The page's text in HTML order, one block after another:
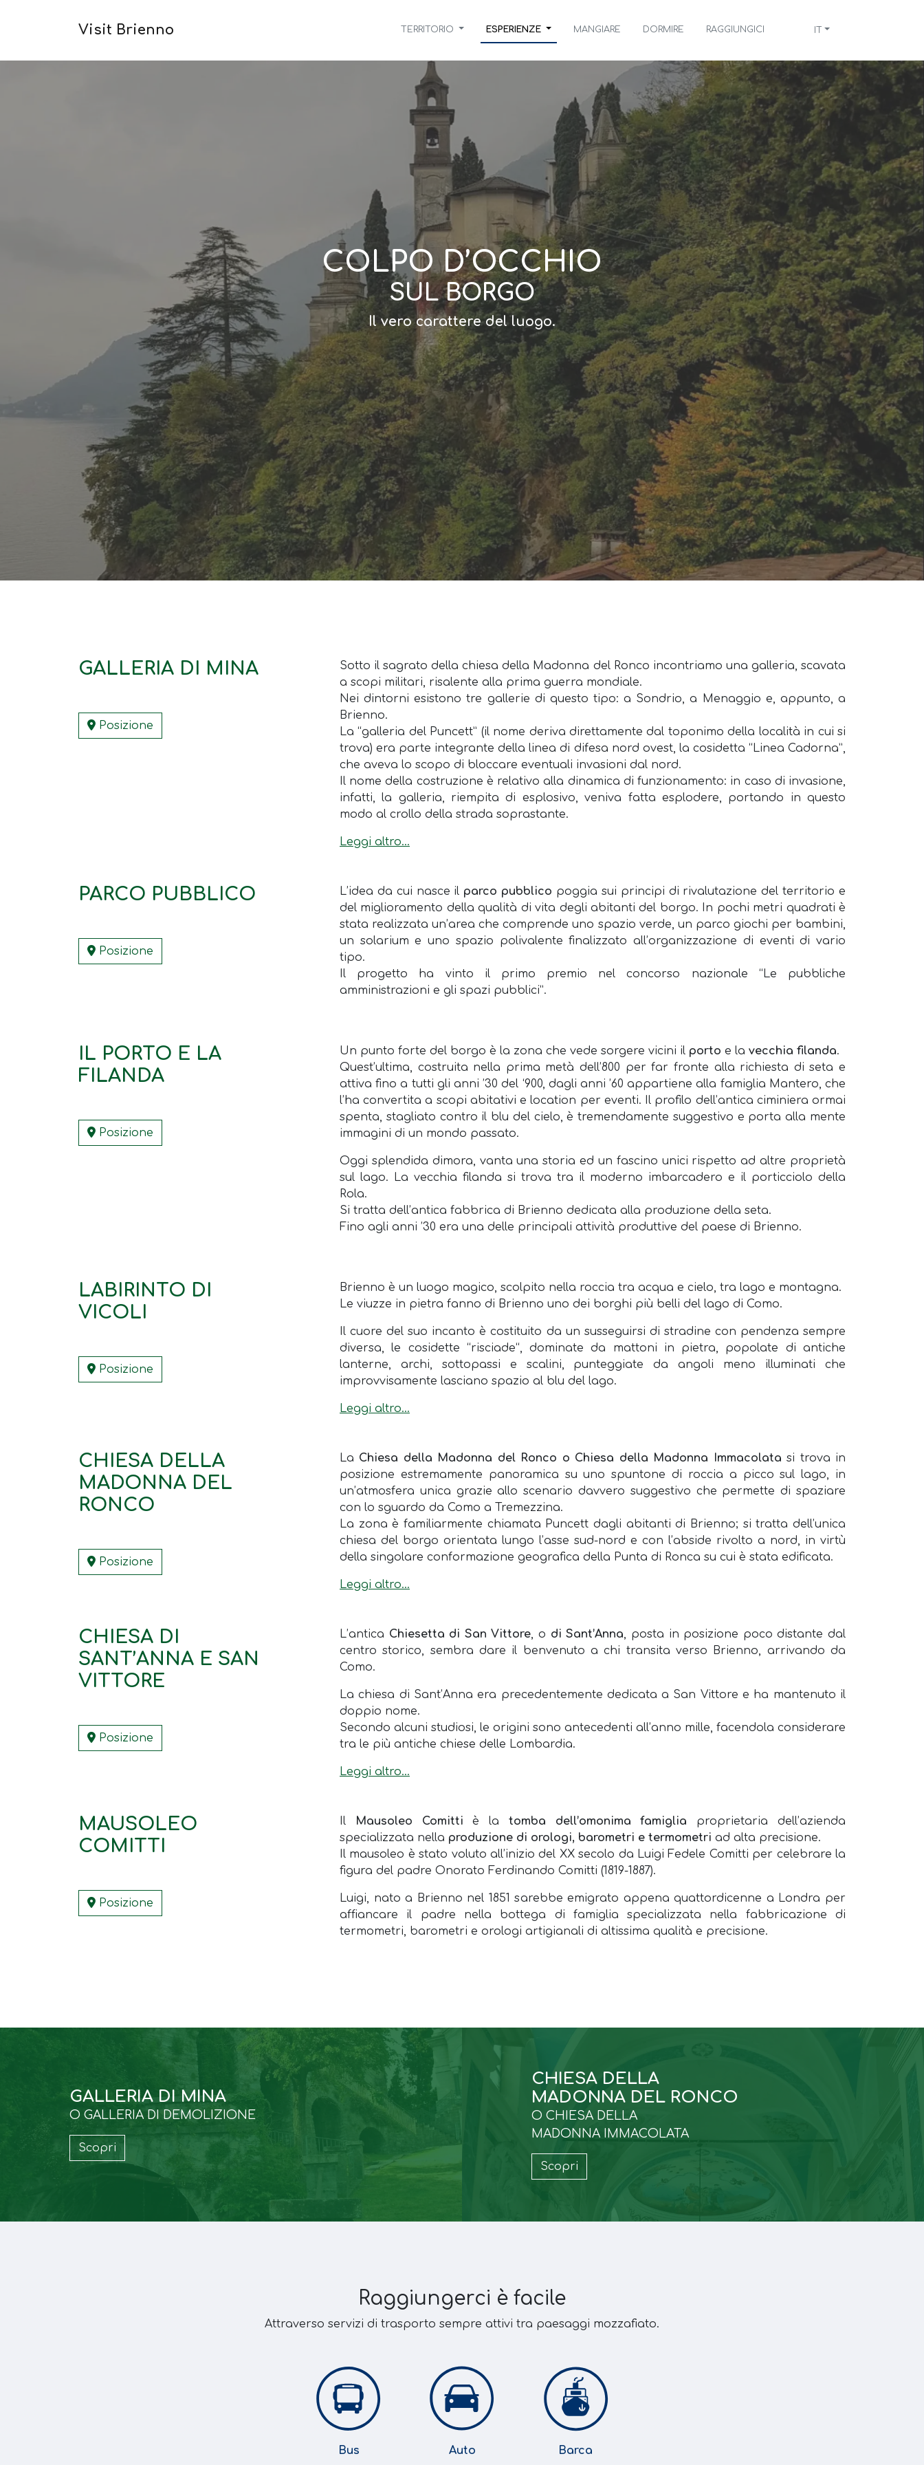
Visit Brienno IT
TERRITORIO ESPERIENZE MANGIARE DORMIRE RAGGIUNGICI
COLPO D’OCCHIO
SUL BORGO
Il vero carattere del luogo.
GALLERIA DI MINA
Posizione
Sotto il sagrato della chiesa della Madonna del Ronco incontriamo una galleria, scavata
a scopi militari, risalente alla prima guerra mondiale.
Nei dintorni esistono tre gallerie di questo tipo: a Sondrio, a Menaggio e, appunto, a
Brienno.
La “galleria del Puncett” (il nome deriva direttamente dal toponimo della località in cui si
trova) era parte integrante della linea di difesa nord ovest, la cosidetta “Linea Cadorna”,
che aveva lo scopo di bloccare eventuali invasioni dal nord.
Il nome della costruzione è relativo alla dinamica di funzionamento: in caso di invasione,
infatti, la galleria, riempita di esplosivo, veniva fatta esplodere, portando in questo
modo al crollo della strada soprastante.
Leggi altro...
PARCO PUBBLICO
Posizione
L’idea da cui nasce il parco pubblico poggia sui principi di rivalutazione del territorio e
del miglioramento della qualità di vita degli abitanti del borgo. In pochi metri quadrati è
stata realizzata un’area che comprende uno spazio verde, un parco giochi per bambini,
un solarium e uno spazio polivalente finalizzato all’organizzazione di eventi di vario
tipo.
Il progetto ha vinto il primo premio nel concorso nazionale “Le pubbliche
amministrazioni e gli spazi pubblici”.
IL PORTO E LA
FILANDA
Posizione
Un punto forte del borgo è la zona che vede sorgere vicini il porto e la vecchia filanda.
Quest’ultima, costruita nella prima metà dell’800 per far fronte alla richiesta di seta e
attiva fino a tutti gli anni ’30 del ‘900, dagli anni ’60 appartiene alla famiglia Mantero, che
l’ha convertita a scopi abitativi e location per eventi. Il profilo dell’antica ciminiera ormai
spenta, stagliato contro il blu del cielo, è tremendamente suggestivo e porta alla mente
immagini di un mondo passato.
Oggi splendida dimora, vanta una storia ed un fascino unici rispetto ad altre proprietà
sul lago. La vecchia filanda si trova tra il moderno imbarcadero e il porticciolo della
Rola.
Si tratta dell’antica fabbrica di Brienno dedicata alla produzione della seta.
Fino agli anni ’30 era una delle principali attività produttive del paese di Brienno.
LABIRINTO DI
VICOLI
Posizione
Brienno è un luogo magico, scolpito nella roccia tra acqua e cielo, tra lago e montagna.
Le viuzze in pietra fanno di Brienno uno dei borghi più belli del lago di Como.
Il cuore del suo incanto è costituito da un susseguirsi di stradine con pendenza sempre
diversa, le cosidette “risciade“, dominate da mattoni in pietra, popolate di antiche
lanterne, archi, sottopassi e scalini, punteggiate da angoli meno illuminati che
improvvisamente lasciano spazio al blu del lago.
Leggi altro...
CHIESA DELLA
MADONNA DEL
RONCO
Posizione
La Chiesa della Madonna del Ronco o Chiesa della Madonna Immacolata si trova in
posizione estremamente panoramica su uno spuntone di roccia a picco sul lago, in
un’atmosfera unica grazie allo scenario davvero suggestivo che permette di spaziare
con lo sguardo da Como a Tremezzina.
La zona è familiarmente chiamata Puncett dagli abitanti di Brienno; si tratta dell’unica
chiesa del borgo orientata lungo l’asse sud-nord e con l’abside rivolto a nord, in virtù
della singolare conformazione geografica della Punta di Ronca su cui è stata edificata.
Leggi altro...
CHIESA DI
SANT’ANNA E SAN
VITTORE
Posizione
L’antica Chiesetta di San Vittore, o di Sant’Anna, posta in posizione poco distante dal
centro storico, sembra dare il benvenuto a chi transita verso Brienno, arrivando da
Como.
La chiesa di Sant’Anna era precedentemente dedicata a San Vittore e ha mantenuto il
doppio nome.
Secondo alcuni studiosi, le origini sono antecedenti all’anno mille, facendola considerare
tra le più antiche chiese delle Lombardia.
Leggi altro...
MAUSOLEO
COMITTI
Posizione
Il Mausoleo Comitti è la tomba dell’omonima famiglia proprietaria dell’azienda
specializzata nella produzione di orologi, barometri e termometri ad alta precisione.
Il mausoleo è stato voluto all’inizio del XX secolo da Luigi Fedele Comitti per celebrare la
figura del padre Onorato Ferdinando Comitti (1819-1887).
Luigi, nato a Brienno nel 1851 sarebbe emigrato appena quattordicenne a Londra per
affiancare il padre nella bottega di famiglia specializzata nella fabbricazione di
termometri, barometri e orologi artigianali di altissima qualità e precisione.
GALLERIA DI MINA
O GALLERIA DI DEMOLIZIONE
Scopri
CHIESA DELLA
MADONNA DEL RONCO
O CHIESA DELLA
MADONNA IMMACOLATA
Scopri
Raggiungerci è facile
Attraverso servizi di trasporto sempre attivi tra paesaggi mozzafiato.
Bus Auto Barca